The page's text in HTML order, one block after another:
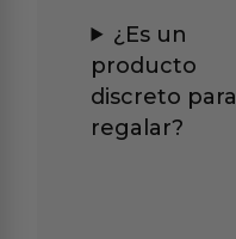
¿Es un
producto
discreto para
regalar?